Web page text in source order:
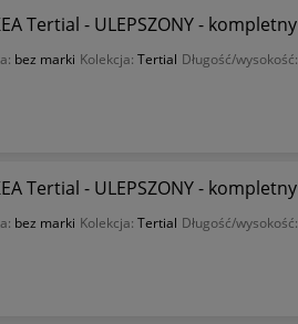
Tertial - ULEPSZONY - kompletny
bez marki Kolekcja: Tertial Długość/wysokość:
Tertial - ULEPSZONY - kompletny
bez marki Kolekcja: Tertial Długość/wysokość: